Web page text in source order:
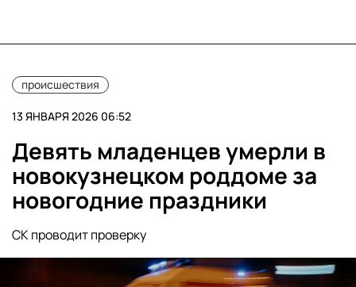
происшествия
13 ЯНВАРЯ 2026 06:52
Девять младенцев умерли в
новокузнецком роддоме за
новогодние праздники
СК проводит проверку